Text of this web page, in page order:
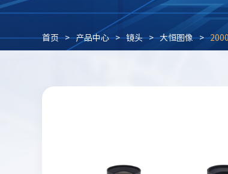
首页 > 产品中心 > 镜头 > 大恒图像 >